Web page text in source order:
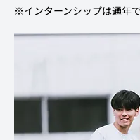
※インターンシップは通年